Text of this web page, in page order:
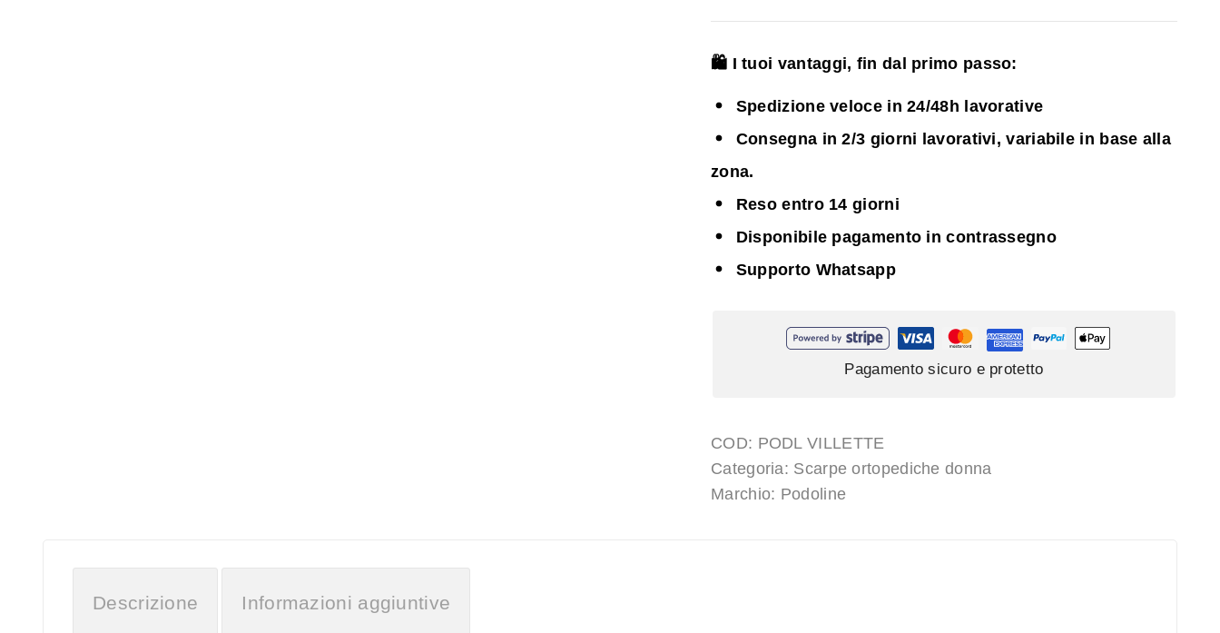
🛍️ I tuoi vantaggi, fin dal primo passo:
Spedizione veloce in 24/48h lavorative
Consegna in 2/3 giorni lavorativi, variabile in base alla
zona.
Reso entro 14 giorni
Disponibile pagamento in contrassegno
Supporto Whatsapp
Pagamento sicuro e protetto
COD: PODL VILLETTE
Categoria: Scarpe ortopediche donna
Marchio: Podoline
Descrizione Informazioni aggiuntive